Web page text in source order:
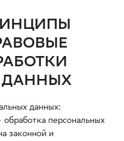
ДАННЫХ
данных:
персональных
законной и